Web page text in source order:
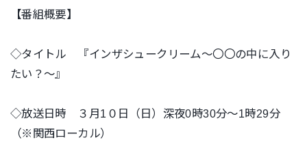
【番組概要】
◇タイトル 『インザシュークリーム～〇〇の中に入り
たい？～』
◇放送日時 ３月1０日（日）深夜0時30分～1時29分
（※関西ローカル）